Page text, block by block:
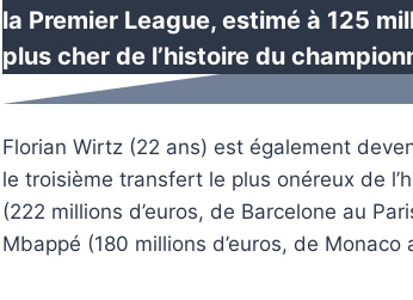
la Premier League, estimé à 125
plus cher de l’histoire du
Florian Wirtz (22 ans) est également
le troisième transfert le plus onéreux de
(222 millions d’euros, de Barcelone au
Mbappé (180 millions d’euros, de Monaco